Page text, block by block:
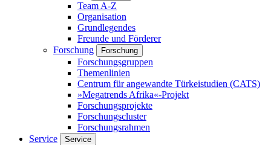
Team A-Z
Organisation
Grundlegendes
Freunde und Förderer
Forschung
Forschung
Forschungsgruppen
Themenlinien
Centrum für angewandte Türkeistudien (CATS)
»Megatrends Afrika«-Projekt
Forschungsprojekte
Forschungscluster
Forschungsrahmen
Service
Service